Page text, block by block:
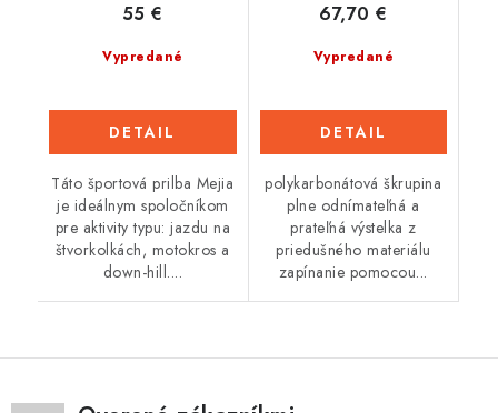
Vypredané
55 €
DETAIL
Táto športová prilba Mejia
je ideálnym spoločníkom
pre aktivity typu: jazdu na
štvorkolkách, motokros a
down-hill....
Vypredané
67,70 €
DETAIL
polykarbonátová škrupina
plne odnímateľná a
prateľná výstelka z
priedušného materiálu
zapínanie pomocou...